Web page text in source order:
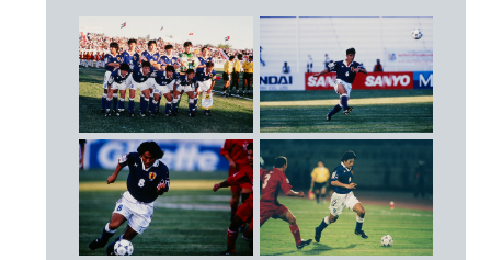
1996.12.9
グループステージ第2戦
ウズベキスタン
○ 4 - 0
（7’ 名波浩 37’ 三浦知良 86’ 89’ 前園真聖）
1996.12.12
グループステージ第3戦 中国
○ 1 - 0
（89’ 相馬直樹）
GK
1 小島 伸幸（ベルマーレ平塚）
19 下川 健一（ジェフユナイテッド市原）
20 楢﨑 正剛（横浜フリューゲルス）
DF
2 柳本 啓成（サンフレッチェ広島）
3 相馬 直樹（鹿島アントラーズ）